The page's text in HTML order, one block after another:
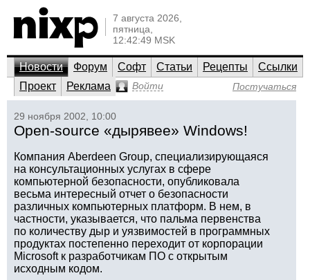
7 августа 2026,
пятница,
12:42:49 MSK
Новости Форум Софт Статьи Рецепты
Ссылки
Проект
Реклама Войти Постучаться
29 ноября 2002, 10:00
Open-source «дырявее» Windows!
Компания Aberdeen Group, специализирующаяся
на консультационных услугах в сфере
компьютерной безопасности, опубликовала
весьма интересный отчет о безопасности
различных компьютерных платформ. В нем, в
частности, указывается, что пальма первенства
по количеству дыр и уязвимостей в программных
продуктах постепенно переходит от корпорации
Microsoft к разработчикам ПО с открытым
исходным кодом.